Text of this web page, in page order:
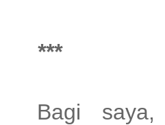
***
Bagi saya,